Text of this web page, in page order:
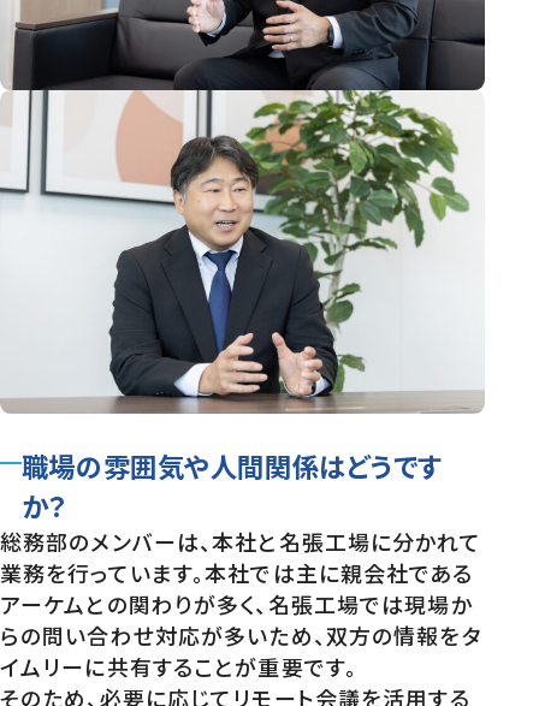
職場の雰囲気や人間関係はどうです
か？
総務部のメンバーは、本社と名張工場に分かれて
業務を行っています。本社では主に親会社である
アーケムとの関わりが多く、名張工場では現場か
らの問い合わせ対応が多いため、双方の情報をタ
イムリーに共有することが重要です。
そのため、必要に応じてリモート会議を活用する